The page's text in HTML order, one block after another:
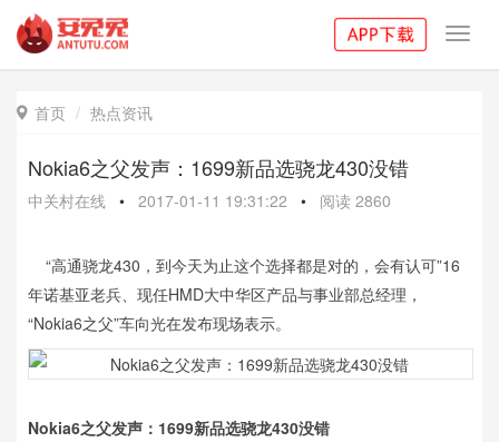
 首页 热点资讯
Nokia6之父发声：1699新品选骁龙430没错
中关村在线 • 2017-01-11 19:31:22 • 阅读 2860
“高通骁龙430，到今天为止这个选择都是对的，会有认可”16
年诺基亚老兵、现任HMD大中华区产品与事业部总经理，
“Nokia6之父”车向光在发布现场表示。
Nokia6之父发声：1699新品选骁龙430没错